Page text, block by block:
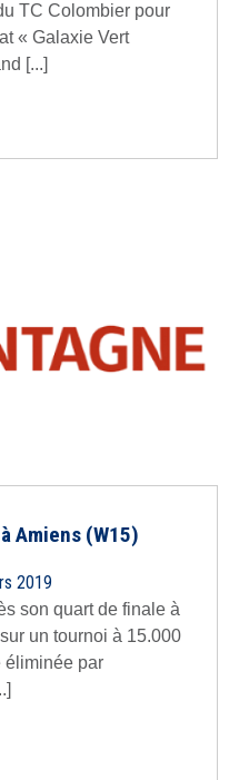
TC Colombier pour
« Galaxie Vert
[...]
Amiens (W15)
2019
son quart de finale à
un tournoi à 15.000
éliminée par